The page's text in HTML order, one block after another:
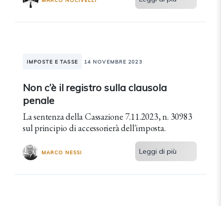
IMPOSTE E TASSE 14 NOVEMBRE 2023
Non c’è il registro sulla clausola
penale
La sentenza della Cassazione 7.11.2023, n. 30983
sul principio di accessorierà dell'imposta.
MARCO NESSI Leggi di più